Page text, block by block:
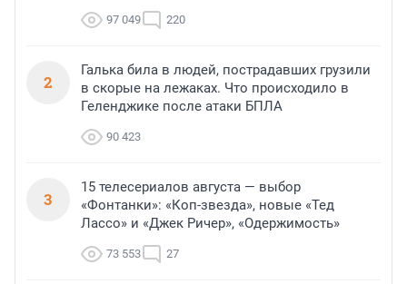
97 049 220
2
Галька била в людей, пострадавших грузили
в скорые на лежаках. Что происходило в
Геленджике после атаки БПЛА
90 423
3
15 телесериалов августа — выбор
«Фонтанки»: «Коп-звезда», новые «Тед
Лассо» и «Джек Ричер», «Одержимость»
73 553 27